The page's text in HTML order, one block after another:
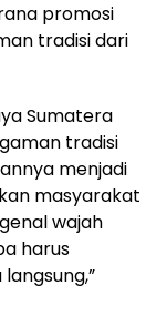
promosi
tradisi dari
Sumatera
tradisi
menjadi
masyarakat
wajah
harus